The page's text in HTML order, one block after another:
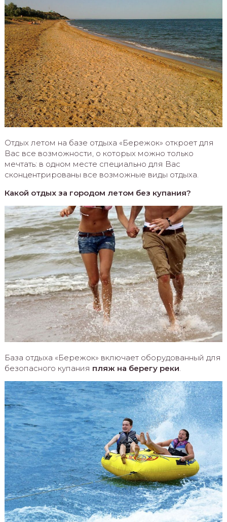
Отдых летом на базе отдыха «Бережок» откроет для
Вас все возможности, о которых можно только
мечтать: в одном месте специально для Вас
сконцентрированы все возможные виды отдыха.
Какой отдых за городом летом без купания?
База отдыха «Бережок» включает оборудованный для
безопасного купания пляж на берегу реки